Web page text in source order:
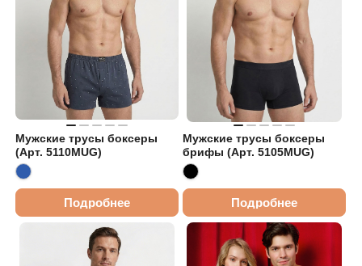
Мужские трусы боксеры
(Арт. 5110MUG)
Подробнее
Мужские трусы боксеры
брифы (Арт. 5105MUG)
Подробнее